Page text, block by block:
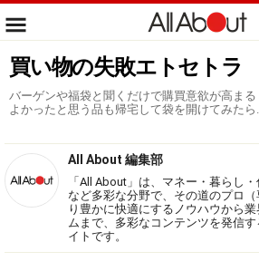
買い物の失敗エトセトラ
バーゲンや福袋と聞くだけで購買意欲が高ま
よかったと思う品も帰宅して袋を開けてみた
All About 編集部
「All About」は、マネー・暮らし
など多彩な分野で、その道のプロ
り豊かに快適にするノウハウから
ムまで、多彩なコンテンツを発信
イトです。